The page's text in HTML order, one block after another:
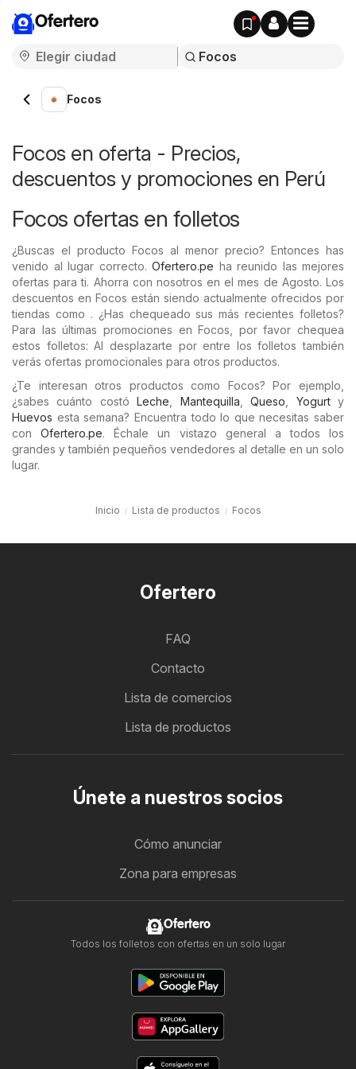
Ofertero
Focos
Focos en oferta - Precios,
descuentos y promociones en Perú
Focos ofertas en folletos
¿Buscas el producto Focos al menor precio? Entonces has
venido al lugar correcto. Ofertero.pe ha reunido las mejores
ofertas para ti. Ahorra con nosotros en el mes de Agosto. Los
descuentos en Focos están siendo actualmente ofrecidos por
tiendas como . ¿Has chequeado sus más recientes folletos?
Para las últimas promociones en Focos, por favor chequea
estos folletos: Al desplazarte por entre los folletos también
verás ofertas promocionales para otros productos.
¿Te interesan otros productos como Focos? Por ejemplo,
¿sabes cuánto costóLeche Mantequilla ,Queso Yogurty
Huevos esta semana? Encuentra todo lo que necesitas saber
conOfertero.pe. Échale un vistazo general a todos los
grandes y también pequeños vendedores al detalle en un solo
lugar.
Inicio Lista de productos Focos
Ofertero
FAQ
Contacto
Lista de comercios
Lista de productos
Únete a nuestros socios
Cómo anunciar
Zona para empresas
Ofertero
Todos los folletos con ofertas en un solo lugar